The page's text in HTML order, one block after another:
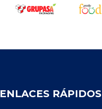
ENLACES RÁPIDOS